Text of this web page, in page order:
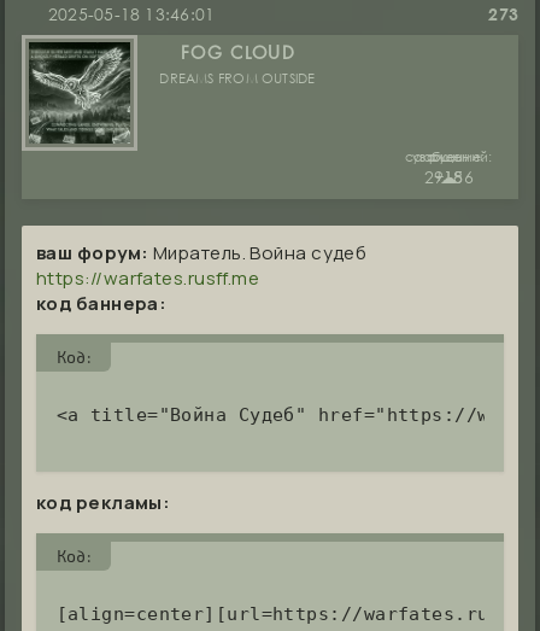
273
2025-05-18 13:46:01
FOG CLOUD
DREAMS FROM OUTSIDE
руны:
☁︎
сообщений:
29186
уважение:
+15
ваш форум: Миратель. Война судеб
https://warfates.rusff.me
код баннера:
Код:
<a title="Война Судеб" href="https://
код рекламы:
Код:
[align=center][url=https://